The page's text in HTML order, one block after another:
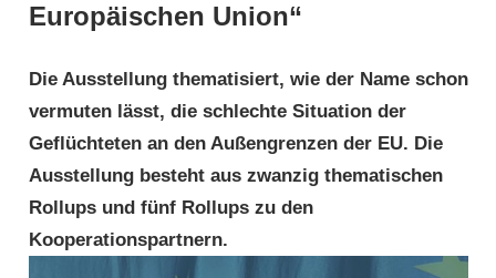
Europäischen Union“
Die Ausstellung thematisiert, wie der Name schon
vermuten lässt, die schlechte Situation der
Geflüchteten an den Außengrenzen der EU. Die
Aus­stel­lung besteht aus zwanzig thematischen
Rollups und fünf Rollups zu den
Kooperationspartnern.